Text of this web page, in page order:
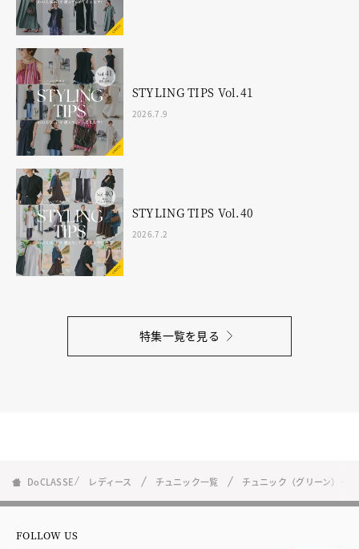
STYLING TIPS Vol.41
2026.7.9
STYLING TIPS Vol.40
2026.7.2
特集一覧を見る
DoCLASSE レディース チュニック一覧 チュニック（グリーン）一覧
FOLLOW US